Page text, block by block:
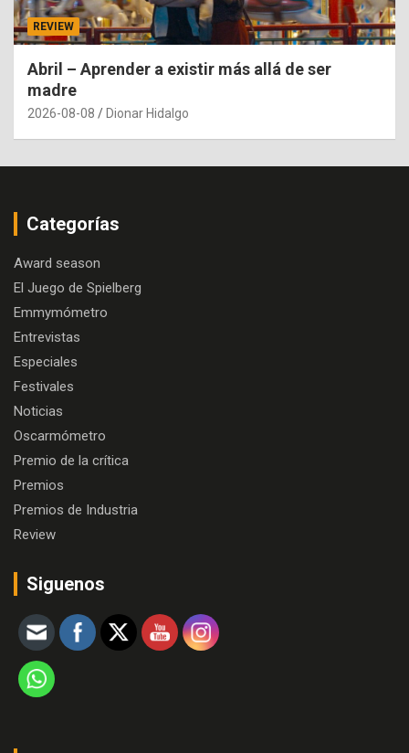
REVIEW
Abril – Aprender a existir más allá de ser
madre
2026-08-08 Dionar Hidalgo
Categorías
Award season
El Juego de Spielberg
Emmymómetro
Entrevistas
Especiales
Festivales
Noticias
Oscarmómetro
Premio de la crítica
Premios
Premios de Industria
Review
Siguenos